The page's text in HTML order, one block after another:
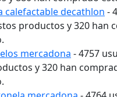
calefactable decathlon -
productos y 320 han
mercadona - 4757
y 320 han